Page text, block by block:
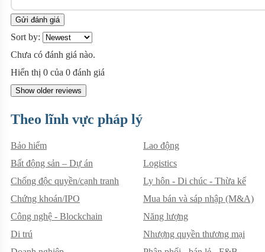
Gửi đánh giá
Sort by:
Chưa có đánh giá nào.
Hiển thị 0 của 0 đánh giá
Show older reviews
Theo lĩnh vực pháp lý
Bảo hiểm
Bất động sản – Dự án
Chống độc quyền/cạnh tranh
Chứng khoán/IPO
Công nghệ - Blockchain
Di trú
Lao động
Logistics
Ly hôn - Di chúc - Thừa kế
Mua bán và sáp nhập (M&A)
Năng lượng
Nhượng quyền thương mại